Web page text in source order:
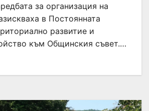
за организация на
в Постоянната
развитие и
към Общинския съвет.…